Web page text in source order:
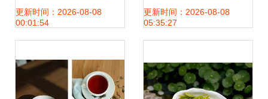
茶叶刚刚好？
更新时间：2026-08-08
00:01:54
详情
更新时间：2026-08-08
05:35:27